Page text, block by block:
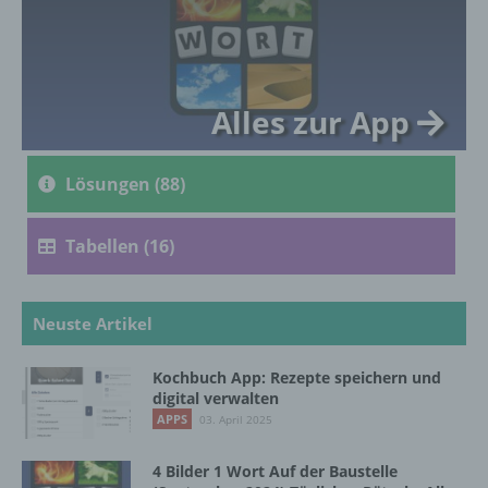
Alles zur App
Lösungen (88)
Tabellen (16)
Neuste Artikel
Kochbuch App: Rezepte speichern und
digital verwalten
APPS 03. April 2025
4 Bilder 1 Wort Auf der Baustelle
genetischen, psychischen, wirtschaftlichen,
kulturellen oder sozialen Identität dieser
natürlichen Person sind, identifiziert werden
b) betroffene Person
personenbezogene Daten von dem für die
Verarbeitung ist jeder mit oder ohne Hilfe
Vorgang oder jede solche Vorgangsreihe im
Zusammenhang mit personenbezogenen